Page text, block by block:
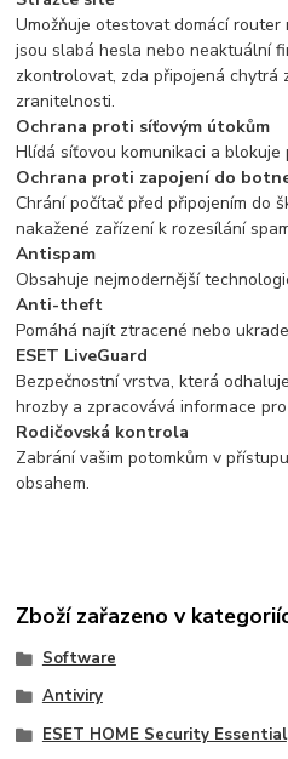
Umožňuje otestovat domácí
jsou slabá hesla nebo neaktuální
zkontrolovat, zda připojená chytrá
zranitelnosti.
Ochrana proti síťovým útokům
Hlídá síťovou komunikaci a blokuje
Ochrana proti zapojení do
Chrání počítač před připojením do
nakažené zařízení k rozesílání
Antispam
Obsahuje nejmodernější
Anti-theft
Pomáhá najít ztracené nebo
ESET LiveGuard
Bezpečnostní vrstva, která
hrozby a zpracovává informace
Rodičovská kontrola
Zabrání vašim potomkům v
obsahem.
Zboží zařazeno v
Software
Antiviry
ESET HOME Security Essential